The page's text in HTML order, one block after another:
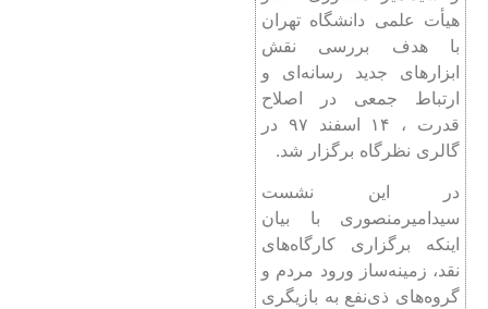
هیأت علمی دانشگاه تهران
با هدف بررسی نقش
ابزارهای جدید رسانه‌ای و
ارتباط جمعی در اصلاح
قدرت ، ۱۴ اسفند ۹۷ در
گالری نظرگاه برگزار شد.
در این نشست
سیدامیرمنصوری با بیان
اینکه برگزاری کارگاه‌های
نقد، زمینه‌ساز ورود مردم و
گروه‌های ذی‌نفع به بازیگری